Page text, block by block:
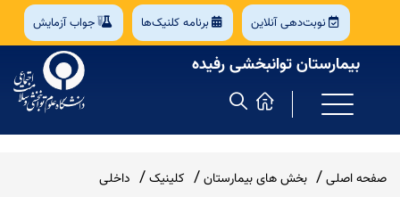
نوبت‌دهی آنلاین برنامه کلنیک‌ها جواب آزمایش
بیمارستان توانبخشی رفیده
صفحه اصلی بخش های بیمارستان کلینیک داخلی